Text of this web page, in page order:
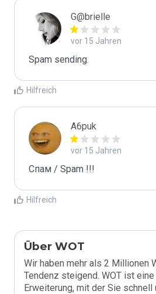
G@brielle
vor 15 Jahren
Spam sending.
Hilfreich
A6puk
vor 15 Jahren
Спам / Spam !!!
Hilfreich
Über WOT
Wir haben mehr als 2 Millionen
Tendenz steigend. WOT ist
Erweiterung, mit der Sie